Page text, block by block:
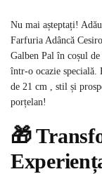
Nu mai așteptați!
Farfuria Adâncă
Galben Pal în coșul
într-o ocazie specială.
de 21 cm , stil și
porțelan!
🎁